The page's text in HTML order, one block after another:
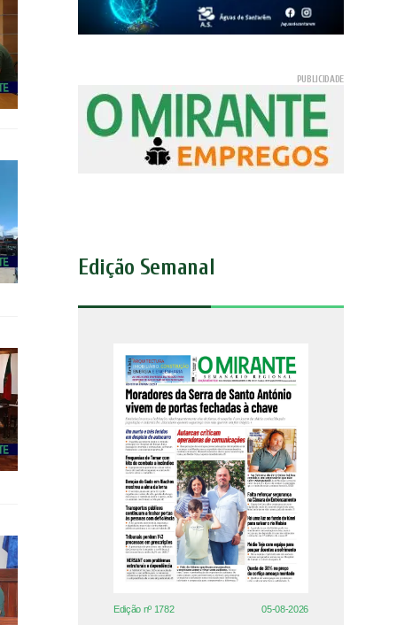
Edição Semanal
Edição nº 1782 05-08-2026